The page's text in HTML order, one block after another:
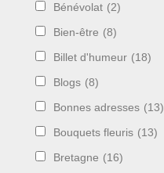
Bénévolat (2)
Bien-être (8)
Billet d'humeur (18)
Blogs (8)
Bonnes adresses (13)
Bouquets fleuris (13)
Bretagne (16)